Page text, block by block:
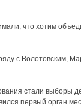
что хотим
с Волотовским,
стали выборы
первый орган